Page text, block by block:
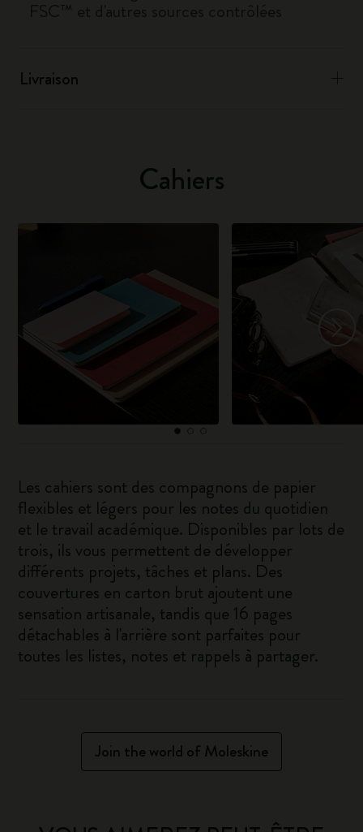
Livraison
Cahiers
Les cahiers sont des compagnons de papier
flexibles et légers pour les notes du quotidien
et le travail académique. Disponibles par lots de
trois, ils vous permettent de développer
différents projets, tâches et plans. Des
couvertures en carton brut ajoutent une
sensation artisanale, tandis que 16 pages
détachables à l'arrière sont parfaites pour
toutes les listes, notes et rappels à partager.
Join the world of Moleskine